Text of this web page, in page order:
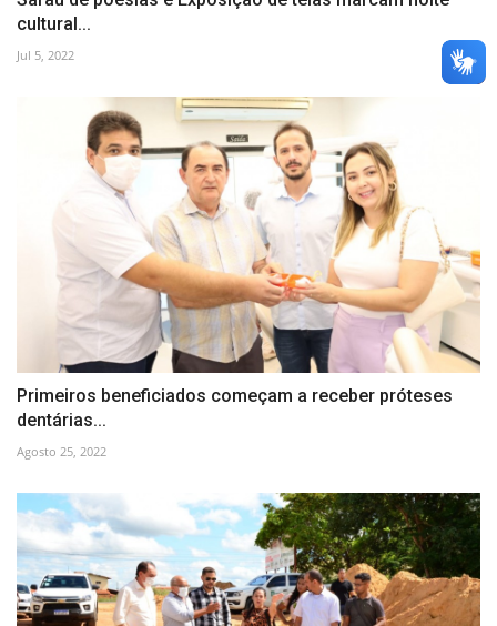
cultural...
Jul 5, 2022
Primeiros beneficiados começam a receber próteses
dentárias...
Agosto 25, 2022